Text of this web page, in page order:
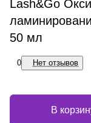
Lash&Go
50 мл
0 Нет отзывов
В